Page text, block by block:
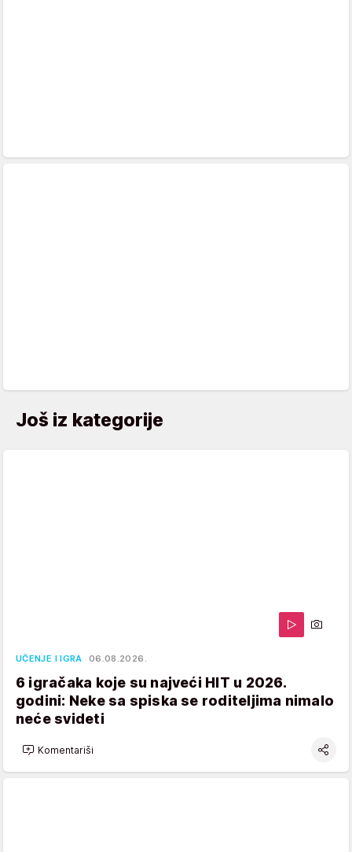
Još iz kategorije
UČENJE I IGRA 06.08.2026.
6 igračaka koje su najveći HIT u 2026.
godini: Neke sa spiska se roditeljima nimalo
neće svideti
Komentariši